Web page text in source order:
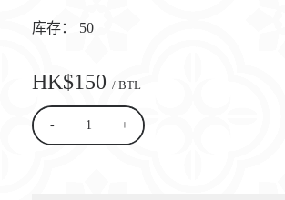
库存： 50
HK$150 / BTL
- +